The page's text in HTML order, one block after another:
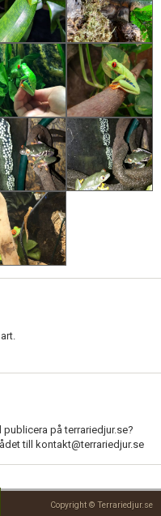
på terrariedjur.se?
till kontakt@terrariedjur.se
Copyright © Terrariedjur.se